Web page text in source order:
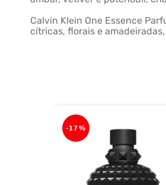
Calvin Klein One Essence
cítricas, florais e
-17%